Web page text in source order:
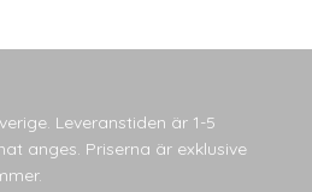
Leveranstiden är 1-5
anges. Priserna är exklusive